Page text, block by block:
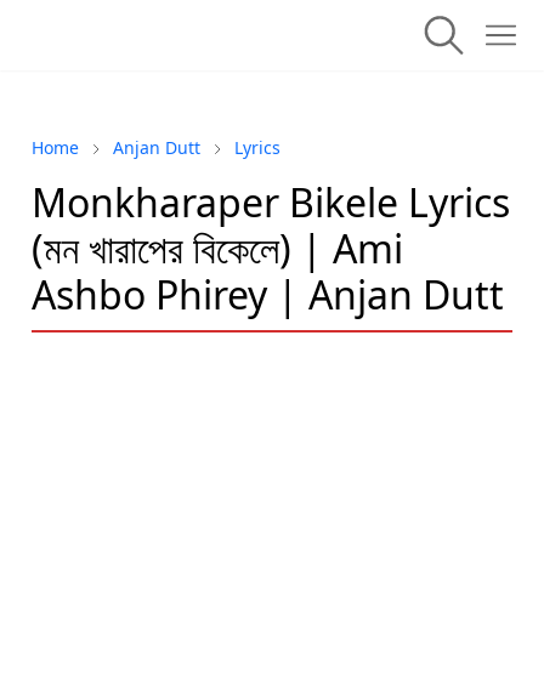
Home Anjan Dutt Lyrics
Monkharaper Bikele Lyrics
(মন খারাপের বিকেলে) | Ami
Ashbo Phirey | Anjan Dutt